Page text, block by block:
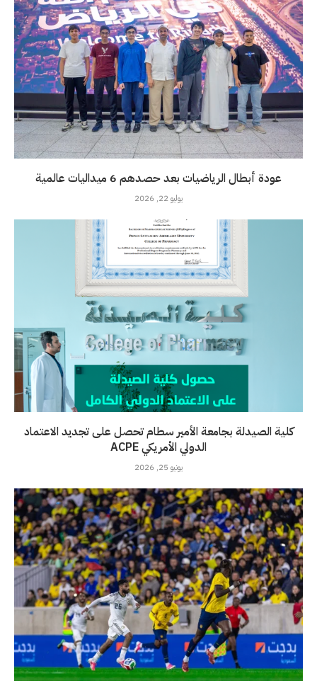
عودة أبطال الرياضيات بعد حصدهم 6 ميداليات عالمية
يوليو 22, 2026
كلية الصيدلة بجامعة الأمير سطام تحصل على تجديد الاعتماد
الدولي الأمريكي ACPE
يونيو 25, 2026